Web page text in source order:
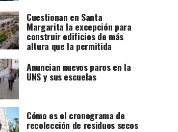
Cuestionan en Santa
Margarita la excepción para
construir edificios de más
altura que la permitida
Anuncian nuevos paros en la
UNS y sus escuelas
Cómo es el cronograma de
recolección de residuos secos